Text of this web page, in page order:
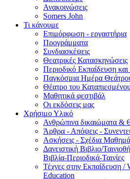
Ανακοινώσεις
Somers John
Τι κάνουμε
Επιμόρφωση - εργαστήρια
Προγράμματα
Συνδιασκέψεις
Θεατρικές Κατασκηνώσεις
Περιοδικό Εκπαίδευση
Παγκόσμια Ημέρα
Θέατρο του
Μαθητικά φεστιβάλ
Οι εκδόσεις μας
Χρήσιμο Υλικό
Ανθρώπινα δικαιώματα &
Άρθρα - Απόψεις -
Ασκήσεις - Σχέδια
Δανειστική Βιβλιο/
Βιβλία-Περιοδικά-Ταινίες
Τέχνες στην Εκπαίδευση
Education